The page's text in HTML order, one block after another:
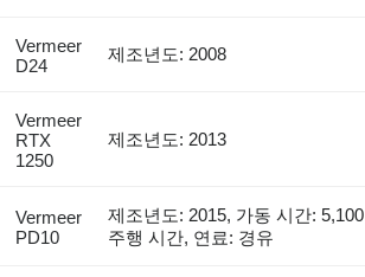
Vermeer
D24
제조년도: 2008
Vermeer
RTX
1250
제조년도: 2013
Vermeer
PD10
제조년도: 2015, 가동 시간: 5,100
주행 시간, 연료: 경유